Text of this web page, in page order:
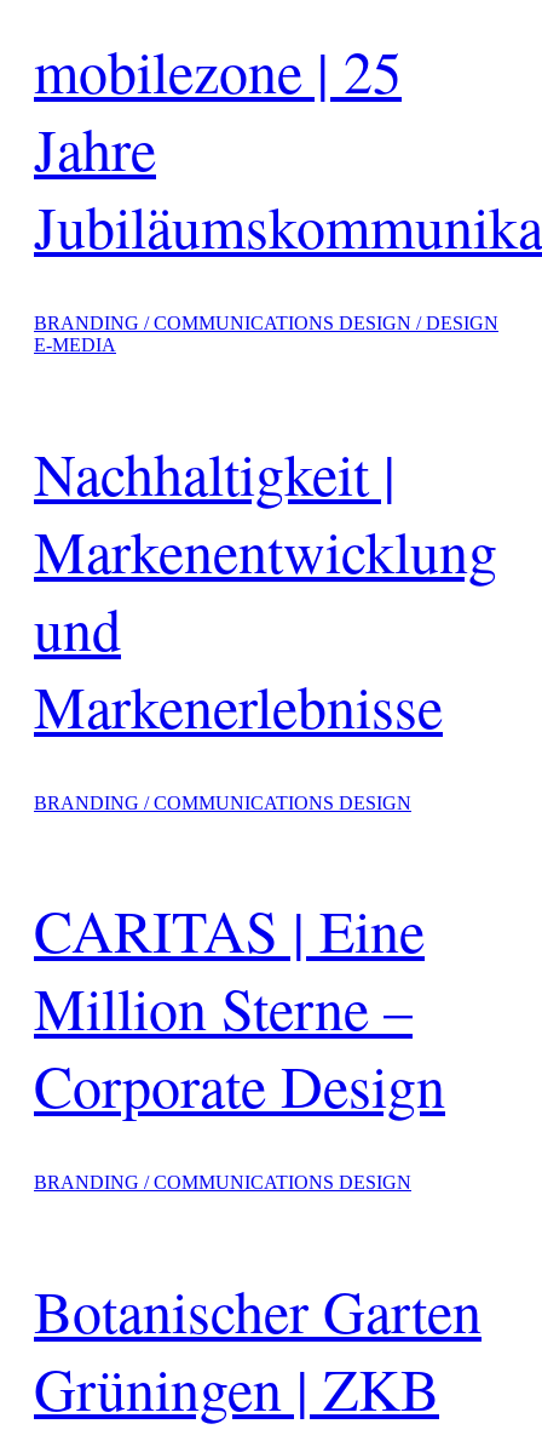
mobilezone | 25
Jahre
BRANDING / COMMUNICATIONS DESIGN / DESIGN
E-MEDIA
Nachhaltigkeit |
Markenentwicklung
und
Markenerlebnisse
BRANDING / COMMUNICATIONS DESIGN
CARITAS | Eine
Million Sterne –
Corporate Design
BRANDING / COMMUNICATIONS DESIGN
Botanischer Garten
Grüningen | ZKB